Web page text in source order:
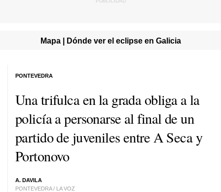
Mapa | Dónde ver el eclipse en Galicia
Una trifulca en la grada obliga a la
policía a personarse al final de un
partido de juveniles entre A Seca y
Portonovo
A. DAVILA
PONTEVEDRA / LA VOZ
PONTEVEDRA